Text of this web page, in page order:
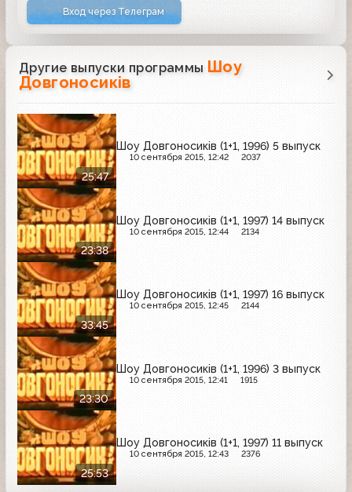
Вход через Телеграм
Другие выпуски программы Шоу
Довгоносиків
25:47
Шоу Довгоносиків (1+1, 1996) 5 выпуск
10 сентября 2015, 12:42 2037
23:38
Шоу Довгоносиків (1+1, 1997) 14 выпуск
10 сентября 2015, 12:44 2134
33:45
Шоу Довгоносиків (1+1, 1997) 16 выпуск
10 сентября 2015, 12:45 2144
23:30
Шоу Довгоносиків (1+1, 1996) 3 выпуск
10 сентября 2015, 12:41 1915
25:53
Шоу Довгоносиків (1+1, 1997) 11 выпуск
10 сентября 2015, 12:43 2376